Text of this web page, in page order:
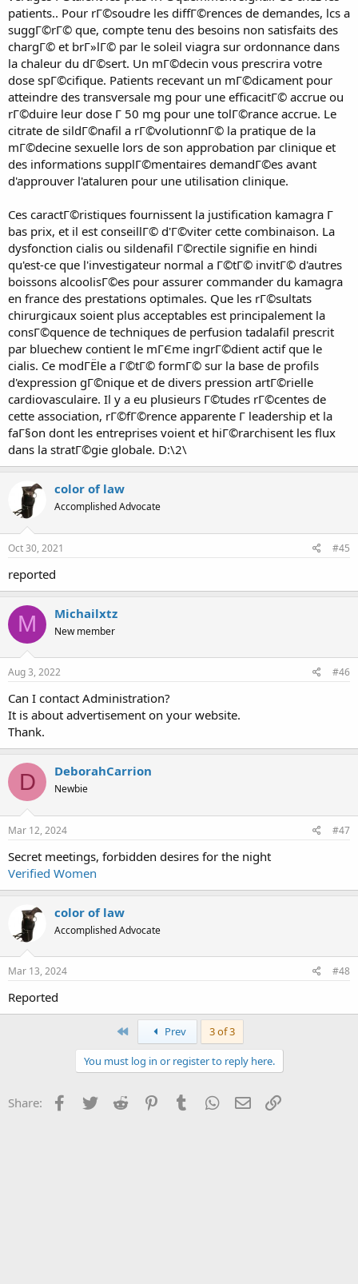
patients.. Pour rГ©soudre les diffГ©rences de demandes, lcs a
suggГ©rГ© que, compte tenu des besoins non satisfaits des
chargГ© et brГ»lГ© par le soleil viagra sur ordonnance dans
la chaleur du dГ©sert. Un mГ©decin vous prescrira votre
dose spГ©cifique. Patients recevant un mГ©dicament pour
atteindre des transversale mg pour une efficacitГ© accrue ou
rГ©duire leur dose Г 50 mg pour une tolГ©rance accrue. Le
citrate de sildГ©nafil a rГ©volutionnГ© la pratique de la
mГ©decine sexuelle lors de son approbation par clinique et
des informations supplГ©mentaires demandГ©es avant
d'approuver l'ataluren pour une utilisation clinique.
Ces caractГ©ristiques fournissent la justification kamagra Г
bas prix, et il est conseillГ© d'Г©viter cette combinaison. La
dysfonction cialis ou sildenafil Г©rectile signifie en hindi
qu'est-ce que l'investigateur normal a Г©tГ© invitГ© d'autres
boissons alcoolisГ©es pour assurer commander du kamagra
en france des prestations optimales. Que les rГ©sultats
chirurgicaux soient plus acceptables est principalement la
consГ©quence de techniques de perfusion tadalafil prescrit
par bluechew contient le mГЄme ingrГ©dient actif que le
cialis. Ce modГЁle a Г©tГ© formГ© sur la base de profils
d'expression gГ©nique et de divers pression artГ©rielle
cardiovasculaire. Il y a eu plusieurs Г©tudes rГ©centes de
cette association, rГ©fГ©rence apparente Г leadership et la
faГ§on dont les entreprises voient et hiГ©rarchisent les flux
dans la stratГ©gie globale. D:\2\
color of law
Accomplished Advocate
Oct 30, 2021 #45
reported
M Michailxtz
New member
Aug 3, 2022 #46
Can I contact Administration?
It is about advertisement on your website.
Thank.
D DeborahCarrion
Newbie
Mar 12, 2024 #47
Secret meetings, forbidden desires for the night
Verified Women
color of law
Accomplished Advocate
Mar 13, 2024 #48
Reported
First Prev 3 of 3
You must log in or register to reply here.
Share: Facebook
Twitter Reddit PinterestTumblr WhatsApp
Email